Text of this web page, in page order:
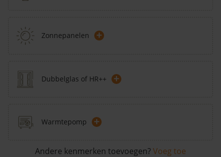
Zonnepanelen +
Dubbelglas of HR++ +
Warmtepomp +
Andere kenmerken toevoegen? Voeg toe